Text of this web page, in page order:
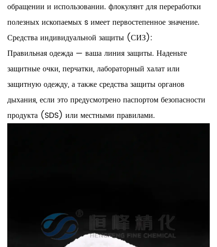
обращении и использовании. флокулянт для переработки
полезных ископаемых s имеет первостепенное значение.
Средства индивидуальной защиты (СИЗ):
Правильная одежда — ваша линия защиты. Наденьте
защитные очки, перчатки, лабораторный халат или
защитную одежду, а также средства защиты органов
дыхания, если это предусмотрено паспортом безопасности
продукта (SDS) или местными правилами.